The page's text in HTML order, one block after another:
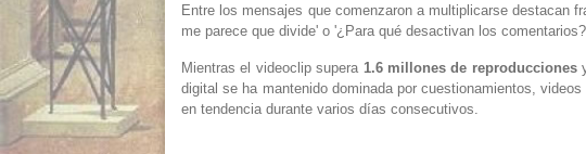
Entre los mensajes que comenzaron a multiplicarse destacan
me parece que divide' o '¿Para qué desactivan los
Mientras el videoclip supera 1.6 millones de reproducciones
digital se ha mantenido dominada por cuestionamientos,
en tendencia durante varios días consecutivos.